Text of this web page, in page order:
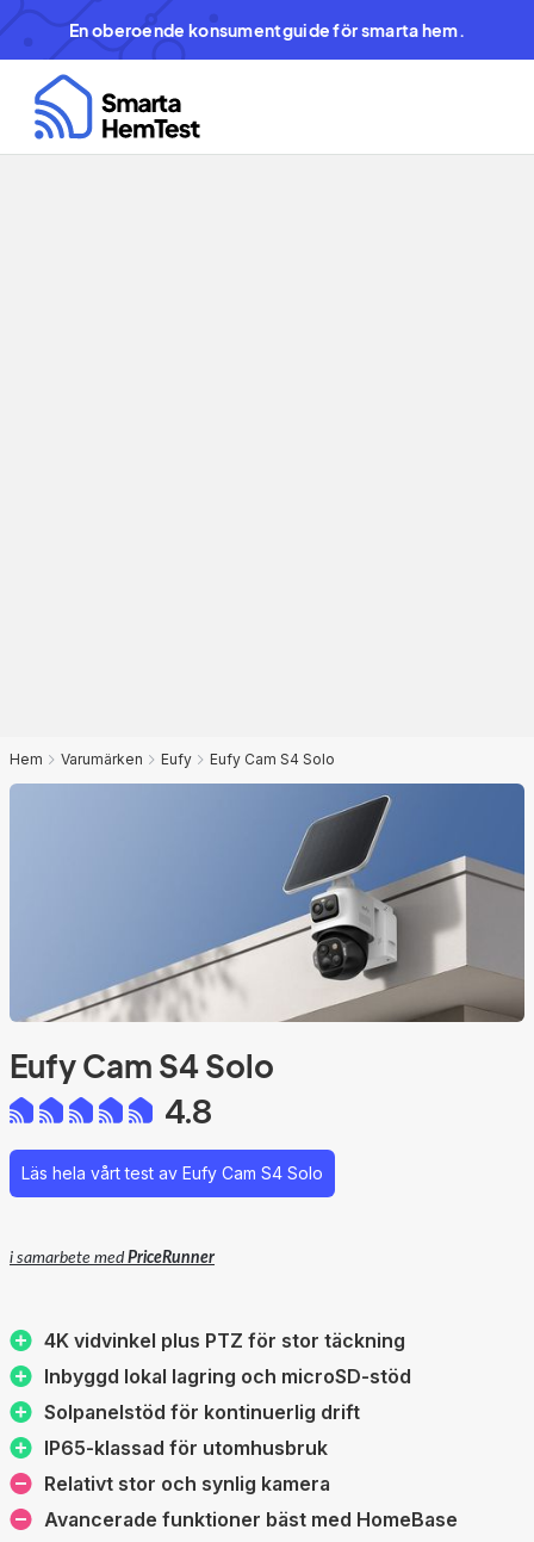
En oberoende konsumentguide för smarta hem.
Hem Varumärken Eufy Eufy Cam S4 Solo
Eufy Cam S4 Solo
4.8
Läs hela vårt test av Eufy Cam S4 Solo
i samarbete med PriceRunner
4K vidvinkel plus PTZ för stor täckning
Inbyggd lokal lagring och microSD‑stöd
Solpanelstöd för kontinuerlig drift
IP65‑klassad för utomhusbruk
Relativt stor och synlig kamera
Avancerade funktioner bäst med HomeBase